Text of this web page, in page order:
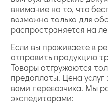
внимание на то, что
возможна только для
распространяется на
Если вы проживаете в
отправить продукцию
Товары отгружаются
предоплаты. Цена
вами перевозчика. Мы
экспедиторами: